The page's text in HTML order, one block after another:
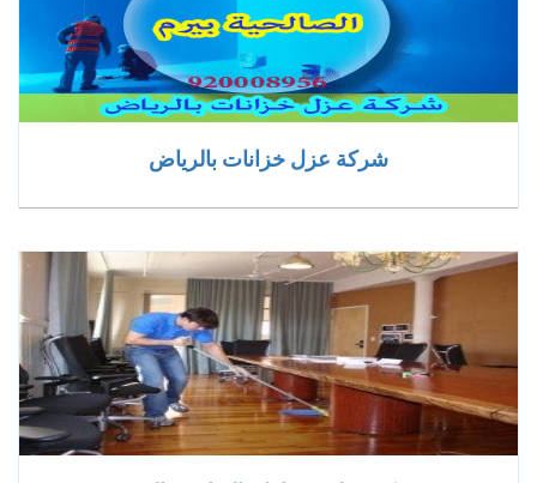
شركة عزل خزانات بالرياض